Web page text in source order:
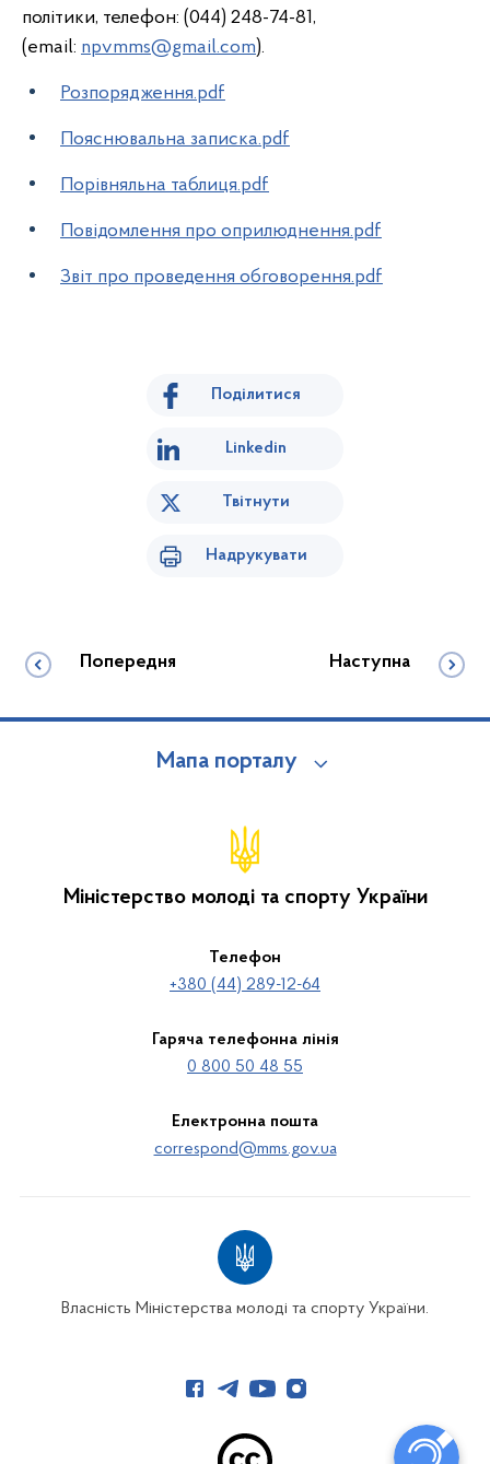
політики, телефон: (044) 248-74-81,
(email: npvmms@gmail.com).
Розпорядження.pdf
Пояснювальна записка.pdf
Порівняльна таблиця.pdf
Повідомлення про оприлюднення.pdf
Звіт про проведення обговорення.pdf
Поділитися
Linkedin
Твітнути
Надрукувати
Попередня Наступна
Мапа порталу
Міністерство молоді та спорту України
Телефон
+380 (44) 289-12-64
Гаряча телефонна лінія
0 800 50 48 55
Електронна пошта
correspond@mms.gov.ua
Власність Міністерства молоді та спорту України.